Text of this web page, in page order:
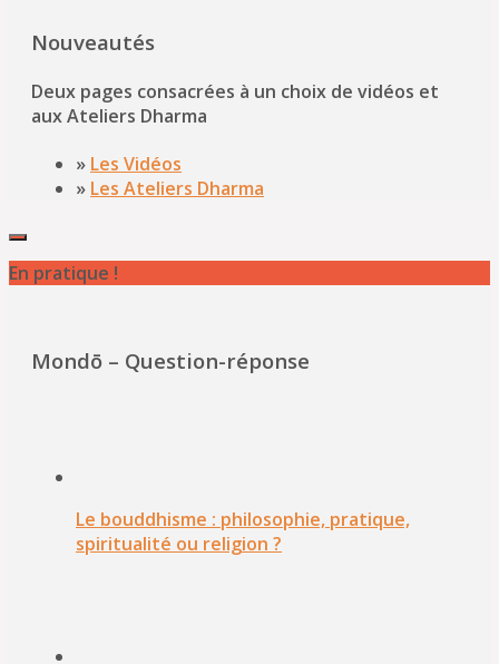
Nouveautés
Deux pages consacrées à un choix de vidéos et
aux Ateliers Dharma
» Les Vidéos
» Les Ateliers Dharma
En pratique !
Mondō – Question-réponse
Le bouddhisme : philosophie, pratique,
spiritualité ou religion ?